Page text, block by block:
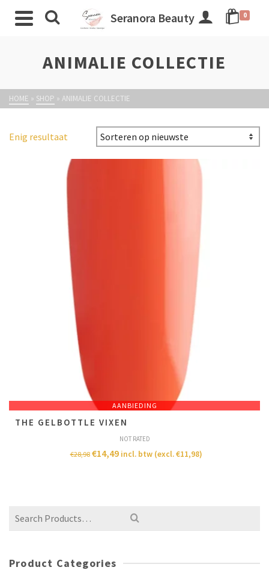
Seranora Beauty 0
ANIMALIE COLLECTIE
HOME » SHOP » ANIMALIE COLLECTIE
Enig resultaat
AANBIEDING
THE GELBOTTLE VIXEN
NOT RATED
€28,98 €14,49 incl. btw (excl.€11,98)
Product Categories